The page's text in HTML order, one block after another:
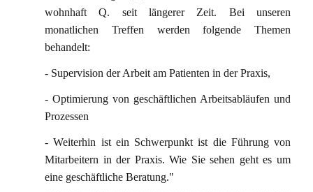
wohnhaft Q. seit längerer Zeit. Bei unseren
monatlichen Treffen werden folgende Themen
behandelt:
- Supervision der Arbeit am Patienten in der Praxis,
- Optimierung von geschäftlichen Arbeitsabläufen und
Prozessen
- Weiterhin ist ein Schwerpunkt ist die Führung von
Mitarbeitern in der Praxis. Wie Sie sehen geht es um
eine geschäftliche Beratung."